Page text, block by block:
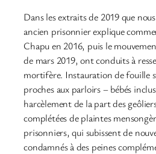
Dans les extraits de 2019 que
ancien prisonnier explique
Chapu en 2016, puis le
de mars 2019, ont conduits à
mortifère. Instauration de fouille
proches aux parloirs – bébés
harcèlement de la part des
complétées de plaintes
prisonniers, qui subissent de
condamnés à des peines